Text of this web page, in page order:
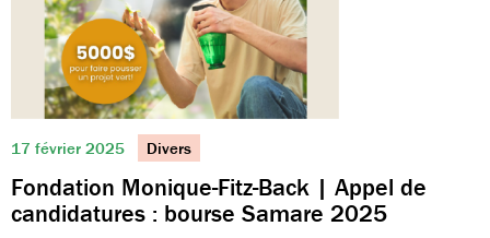
17 février 2025 Divers
Fondation Monique-Fitz-Back | Appel de
candidatures : bourse Samare 2025